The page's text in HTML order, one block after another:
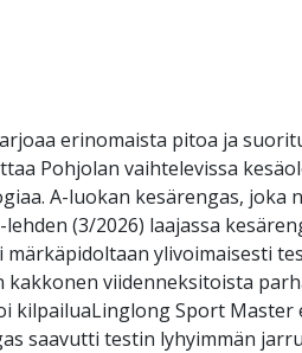
erinomaista pitoa ja
Pohjolan vaihtelevissa
A-luokan kesärengas,
(3/2026) laajassa
ylivoimaisesti
viidenneksitoista
Sport
saavutti testin lyhyimmän